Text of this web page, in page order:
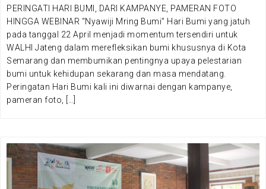
PERINGATI HARI BUMI, DARI KAMPANYE, PAMERAN FOTO
HINGGA WEBINAR “Nyawiji Mring Bumi” Hari Bumi yang jatuh
pada tanggal 22 April menjadi momentum tersendiri untuk
WALHI Jateng dalam merefleksikan bumi khususnya di Kota
Semarang dan membumikan pentingnya upaya pelestarian
bumi untuk kehidupan sekarang dan masa mendatang.
Peringatan Hari Bumi kali ini diwarnai dengan kampanye,
pameran foto, […]